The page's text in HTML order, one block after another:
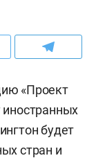
«Проект
иностранных
будет
стран и